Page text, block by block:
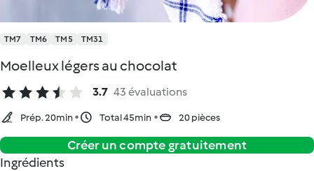
TM7 TM6 TM5 TM31
Moelleux légers au chocolat
3.7 43 évaluations
Prép. 20min Total 45min 20 pièces
Créer un compte gratuitement
Ingrédients